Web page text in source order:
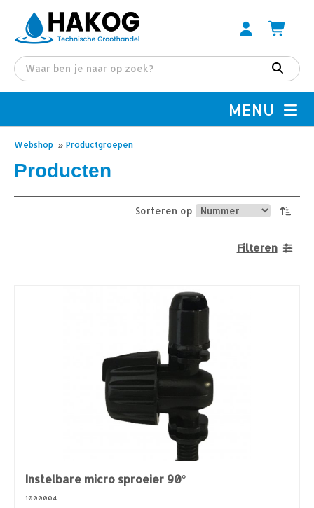
MENU
Webshop » Productgroepen
Producten
Sorteren op
Filteren
Instelbare micro sproeier 90°
1000004